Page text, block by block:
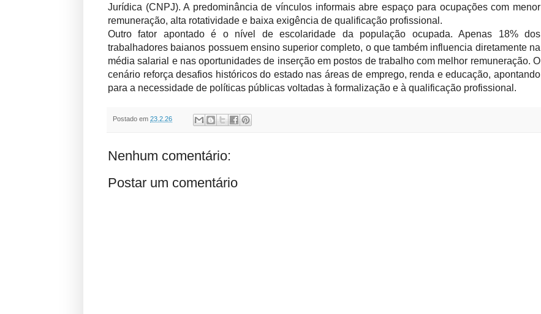
Jurídica (CNPJ). A predominância de vínculos informais abre espaço para ocupações com menor
remuneração, alta rotatividade e baixa exigência de qualificação profissional.
Outro fator apontado é o nível de escolaridade da população ocupada. Apenas 18% dos
trabalhadores baianos possuem ensino superior completo, o que também influencia diretamente na
média salarial e nas oportunidades de inserção em postos de trabalho com melhor remuneração. O
cenário reforça desafios históricos do estado nas áreas de emprego, renda e educação, apontando
para a necessidade de políticas públicas voltadas à formalização e à qualificação profissional.
Postado em 23.2.26
Nenhum comentário:
Postar um comentário